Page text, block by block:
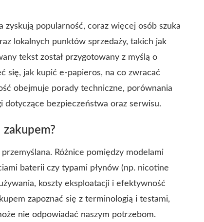
popularność, coraz więcej osób szuka
lokalnych punktów sprzedaży, takich jak
tekst został przygotowany z myślą o
się, jak kupić e‑papieros, na co zwracać
obejmuje porady techniczne, porównania
dotyczące bezpieczeństwa oraz serwisu.
Różnice pomiędzy modelami
baterii czy typami płynów (np. nicotine
koszty eksploatacji i efektywność
zapoznać się z terminologią i testami,
nie odpowiadać naszym potrzebom.